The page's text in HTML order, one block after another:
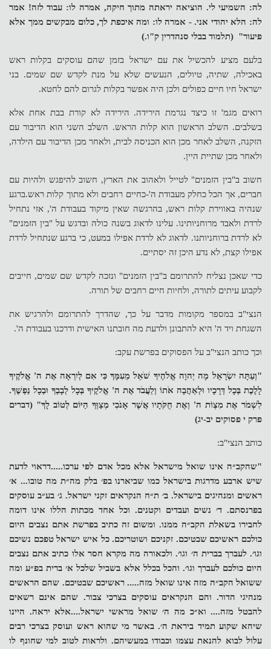
לה: השמיעי לי. הוציאה יראתה מתוך חיקה, אמרה לו: עבוד לזה! אמר
לה: הלא יהודי אני. - אמרה לו: ומה איכפת לך, כלום מבקשים ממך אלא
פיעור" (תלמוד בבלי סנהדרין ק"ו.)
בלעם מציע להכשיל את עם ישראל בזמן שהם עוסקים בקלות ראש
באכילה, שתיה, טיולים, הנעשים שלא על מנת לקדש שם שמים. בני
ישראל חיו חיים כפולים ולכן היה אפשר בקלות לגרום להם לחטא.
רואים מגמ' זו כיצד נגרמת הירידה. הירידה לא קורת בבת אחת אלא
בשלבים. השלב הראשון הוא קלות הראש. השלב השני הוא הדיבור עם
הזקנה, השלב לאחר מכן הוא הכניסה לבית, ולאחר מכן הדיבור עם הילדה,
ולאחר מכן שתיית היין.
חשוב ב"בין הזמנים" לטייל ולאהוב את הארץ, חשוב להיפגש ולהיות עם
חברים, אך הכל כחלק מעבודת ה'-כחיים רחבים ולא מתוך קלות ראש.ברגע
שנהיה באווירת קלות ראש, בהרגשה שאין מיקוד בעבודת ה', אזי נתחיל
לרדת ולאבד מרוחניותינו. עלינו לדאוג בשנה כולה ובדגש על "בין הזמנים"
לא לרדת ברוחניותנו. לדאוג לא לרדת אפילו במעט, כי ברגע שנתחיל לרדת
אפילו קצת, לא נדע היכן זה יסתיים.
כדי שאכן נצליח להתרומם ב"בין הזמנים" ונזכה לקדש שם שמים, חייבים
לקבוע עיתים לתורה, ולחיות חיים רחבים של תורה.
הנצי"ב במספר מקומות מדבר על כך, שהדרך להתרומם ולהרגיש את
השגחת ויד ה' היא להתבונן ולדעת מה חובתנו האישית ודרכנו בעבודת ה'.
וכך כותב הנצי"ב על הפסוקים בפרשת עקב:
"וְעַתָּה יִשְׂרָאֵל מָה יְהוָה אֱלֹהֶיךָ שֹׁאֵל מֵעִמָּךְ כִּי אִם לְיִרְאָה אֶת ה' אֱלֹקֶיךָ
לָלֶכֶת בְּכָל דְּרָכָיו וּלְאַהֲבָה אֹתוֹ וְלַעֲבֹד אֶת ה' אֱלֹקֶיךָ בְּכָל לְבָבְךָ וּבְכָל נַפְשֶׁךָ.
לִשְׁמֹר אֶת מִצְוֹת ה' וְאֶת חֻקֹּתָיו אֲשֶׁר אָנֹכִי מְצַוְּךָ הַיּוֹם לְטוֹב לָךְ" (דברים
פרק י פסוקים יב-יג)
כותב הנצי"ב:
"שהקב״ה אינו שואל מישראל אלא מכל אדם לפי ערכו.....דראוי לדעת
שיש ארבע מדרגות בישראל כמו שביארנו בפ׳ בלק מה״ת מה טובו... א׳
ראשים ומנהיגים בישראל. ב׳ ת״ח הנקראים זקני ישראל. ג׳ בע״ב עוסקים
בפרנסתם. ד׳ נשים ועבדים וקטנים. וכל אחד מכתות הללו אינו דומה
לחבירו בשאלת הקב״ה ממנו. ומשום זה כתיב בפרשת אתם נצבים היום
כולכם ראשיכם שבטיכם. זקניכם ושוטריכם. כל איש ישראל טפכם נשיכם
וגו׳. לעברך בברית ה׳ וגו׳. ולכאורה מה מקרא חסר אלו כתיב אתם נצבים
היום כולכם לעברך וגו׳. והכל בכלל אלא בשביל שלכל א׳ ברית בפ״ע ומה
ששואל הקב״ה מזה אינו שואל מזה..... ראשיכם שבטיכם. שהם הראשים
מנהיגי הדור. והם הנקראים עוסקים בצרכי צבור. שהם אינם רשאים
להבטל מזה.... וא״כ מה ה׳ שואל מראשי ישראל....אלא יראה. היינו
שיהא שקוע תמיד ביראת ה׳. באשר מי שהוא ראש ועוסק בצרכי רבים
עלול לבוא להנאת עצמו וכבודו במעשיהם. ולראות לטוב למי שחונף לו